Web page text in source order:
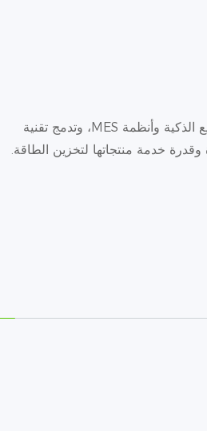
تستفيد Dyness من أنظمة التصنيع الذكية وأنظمة MES، وتدمج تقنية
خدمة منتجاتها لتخزين الطاقة.
الذكية